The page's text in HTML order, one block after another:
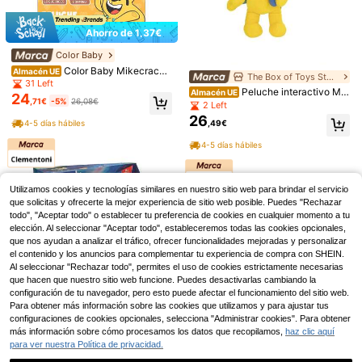
Juguete creativo DIY de figura artic
ulada multiarticulada Lucky de 13 a
rticulaciones, adorno y figurita de a
utoensamblaje
3,39€
os Juguetes STEM Sensorial Regal
o para niños y niñas de 3+ años
6 piezas de serpientes de goma real
istas para decoración de jardín, bro
ma y decoración de Halloween - Se
t de broma de serpiente realista, par
a espantar a pájaros, caracoles y ra
tones - Estacas de serpiente de plá
stico falsa resistente para bromas di
vertidas y el Día de los Inocentes
4 ,44€4,45€
Ahorro de 1,37€
Color Baby
Almacén UE Color Baby Mikecrack
Peluche oficial gatita Akela <<Can
to y repito lo que dices» ✅ Entrega
24/48h a España (península)
31 Left
24 ,71€ -5% 26,08€
4-5 días hábiles
Clementoni
Almacén UE Peluche Conejito Polar
Aurora Boreal con luz y sonidos. -
Peluches De Animales - Clementon
2 Left
The Box of Toys Store
Almacén UE Peluche interactivo Mik
e Crack 29 cm ¡repite lo que dices!
- Mikecrack - Peluches Interactivo
s - Mascotas Interactivas - Peluch
ef. 85423
2 Left
26 ,49€
4-5 días hábiles
Almacén UE Peluche electrónico Os
Utilizamos cookies y tecnologías similares en nuestro sitio web para brindar el servicio
que solicitas y ofrecerte la mejor experiencia de sitio web posible. Puedes "Rechazar
todo", "Aceptar todo" o establecer tu preferencia de cookies en cualquier momento a tu
elección. Al seleccionar "Aceptar todo", estableceremos todas las cookies opcionales,
que nos ayudan a analizar el tráfico, ofrecer funcionalidades mejoradas y personalizar
el contenido y los anuncios para complementar tu experiencia de compra con SHEIN.
Al seleccionar "Rechazar todo", permites el uso de cookies estrictamente necesarias
que hacen que nuestro sitio web funcione. Puedes desactivarlas cambiando la
configuración de tu navegador, pero esto puede afectar el funcionamiento del sitio web.
Para obtener más información sobre las cookies que utilizamos y para ajustar tus
configuraciones de cookies opcionales, selecciona "Administrar cookies". Para obtener
más información sobre cómo procesamos los datos que recopilamos, haz clic aquí
para ver nuestra Política de privacidad.